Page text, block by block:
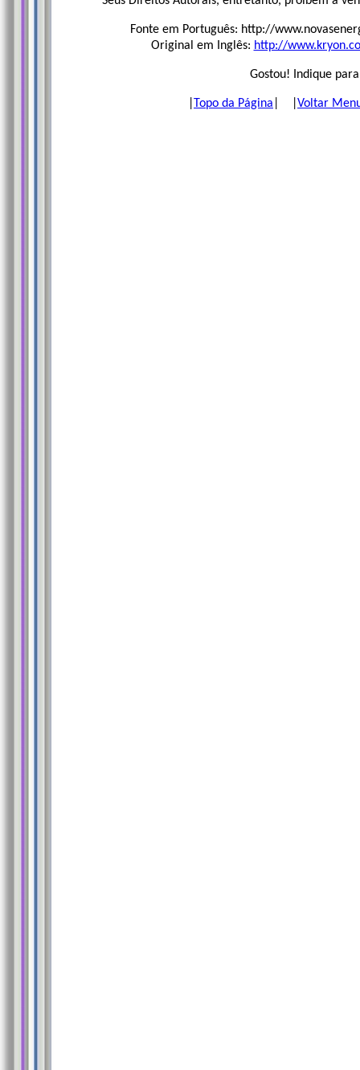
Fonte em Português: http://
Original em Inglês: http://
Gostou! Indique
Topo da Página Voltar